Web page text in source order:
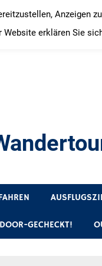
GECHECKT!
Anzeigen
erklären Sie